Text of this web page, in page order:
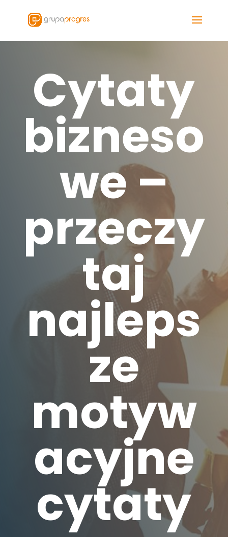
Cytaty
bizneso
we –
przeczy
taj
najleps
ze
motyw
acyjne
cytaty